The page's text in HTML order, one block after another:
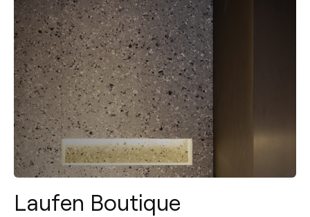
Laufen Boutique